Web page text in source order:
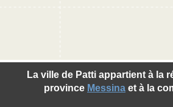
La ville de Patti appartient à la
province Messina et à la